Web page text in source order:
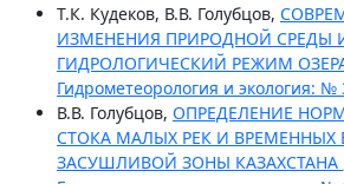
Т.К. Кудеков, В.В. Голубцов,
ИЗМЕНЕНИЯ ПРИРОДНОЙ СРЕДЫ
ГИДРОЛОГИЧЕСКИЙ РЕЖИМ
Гидрометеорология и экология: №
В.В. Голубцов, ОПРЕДЕЛЕНИЕ
СТОКА МАЛЫХ РЕК И
ЗАСУШЛИВОЙ ЗОНЫ КАЗАХСТАНА